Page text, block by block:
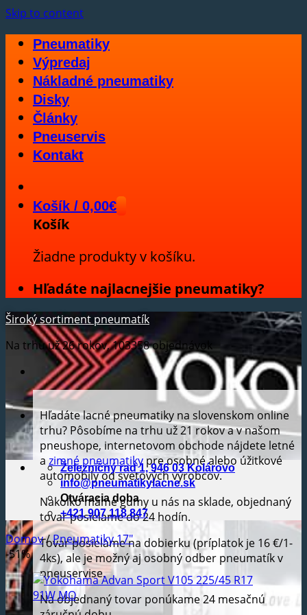
Skip to content
Pneumatiky
Výpredaj
Nákladné pneumatiky
Disky
Články
Pneuservis
Kontakt
Košík / 0,00€
Košík
Žiadne produkty v košíku.
Hľadáte najlacnejšie pneumatiky?
Široký sortiment pneumatík
Na trhu už 26 rokov, 103358 objednávok
Hľadáte lacné pneumatiky na slovenskom online
trhu? Pôsobíme na trhu už 21 rokov a v našom
pneushope, internetovom obchode nájdete letné
a zimné pneumatiky pre osobné alebo úžitkové
automobily od svetových výrobcov.
Nakoľko máme gumy u nás na sklade, objednaný
tovar posielame do 24 hodín.
Tovar posielame na dobierku (príplatok je 16 €/1-
4ks), ale je možný aj osobný odber pneumatík v
pneuservise.
Na objednaný tovar ponúkame 24 mesačnú
Železničný rad 1, 946 03 Kolárovo
info@pneumatikylacne.sk
Otváracia doba
+421 907 118 847
Domov/Pneumatiky 17"
-51%